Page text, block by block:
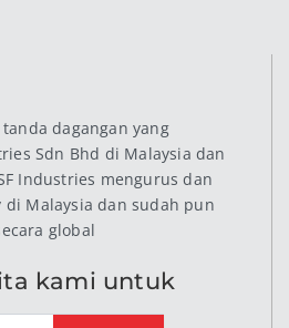
dagangan yang
Sdn Bhd di Malaysia dan
Industries mengurus dan
Malaysia dan sudah pun
global
kami untuk